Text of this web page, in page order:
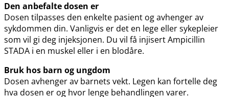
Den anbefalte dosen er
Dosen tilpasses den enkelte pasient og avhenger av
sykdommen din. Vanligvis er det en lege eller sykepleier
som vil gi deg injeksjonen. Du vil få injisert Ampicillin
STADA i en muskel eller i en blodåre.
Bruk hos barn og ungdom
Dosen avhenger av barnets vekt. Legen kan fortelle deg
hva dosen er og hvor lenge behandlingen varer.